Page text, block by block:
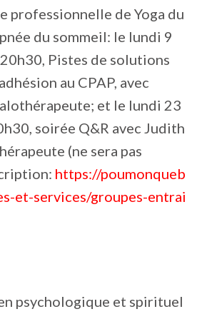
professionnelle de Yoga du
du sommeil: le lundi 9
Pistes de solutions
au CPAP, avec
et le lundi 23
soirée Q&R avec Judith
(ne sera pas
https://poumonqueb
et-services/groupes-entrai
psychologique et spirituel